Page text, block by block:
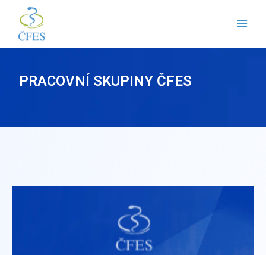
Přeskočit
obsah
PRACOVNÍ SKUPINY ČFES